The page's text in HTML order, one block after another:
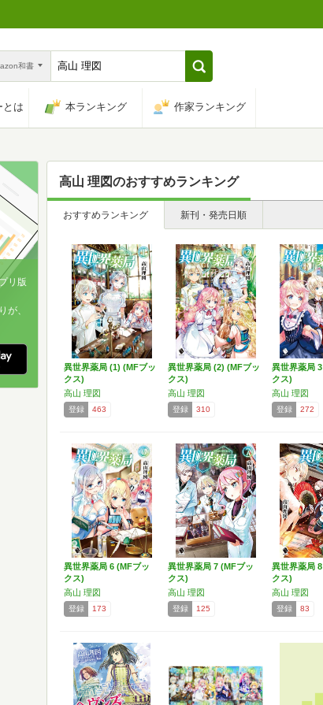
和書
とは 本ランキング 作家ランキング
高山 理図のおすすめランキング
おすすめランキング 新刊・発売日順
異世界薬局 (1) (MFブッ
クス)
高山 理図
登録 463
異世界薬局 (2) (MFブッ
クス)
高山 理図
登録 310
異世界薬局
クス)
高山 理図
登録 272
異世界薬局 6 (MFブッ
クス)
高山 理図
登録 173
異世界薬局 7 (MFブッ
クス)
高山 理図
登録 125
異世界薬局
クス)
高山 理図
登録 83
リ版
が、